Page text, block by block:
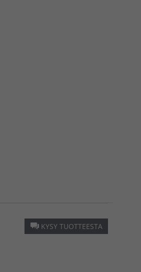
KYSY TUOTTEESTA